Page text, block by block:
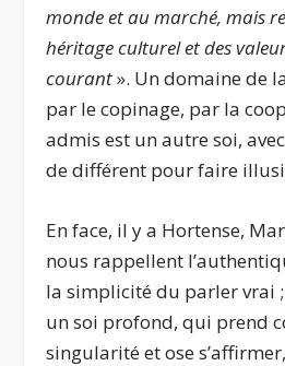
monde et au marché, mais
héritage culturel et des
courant». Un domaine de
par le copinage, par la
admis est un autre soi,
de différent pour faire
En face, il y a Hortense,
nous rappellent
la simplicité du parler vrai
un soi profond, qui prend
singularité et ose